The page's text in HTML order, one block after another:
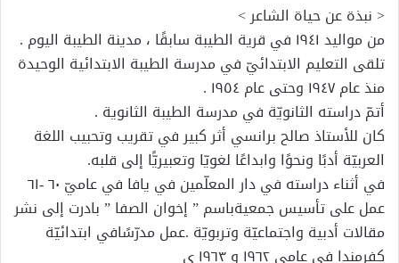
< نبذة عن حياة الشاعر >
من مواليد ١٩٤١ في قرية الطيبة سابقًا ، مدينة الطيبة اليوم .
تلقى التعليم الابتدائيّ في مدرسة الطيبة الابتدائية الوحيدة
منذ عام ١٩٤٧ وحتى عام ١٩٥٤ .
أتمّ دراسته الثانويّة في مدرسة الطيبة الثانوية .
كان للأستاذ صالح برانسي أثر كبير في تقريب وتحبيب اللغة
العربيّة أدبًا ونحوًا وابداعًا لغويّا وتعبيريًّا إلى قلبه.
في أثناء دراسته في دار المعلّمين في يافا في عاميّ ٦٠ -٦١
عمل على تأسيس جمعيةباسم ” إخوان الصفا ” بادرت إلى نشر
مقالات أدبية واجتماعيّة وتربويّة .عمل مدرّسًافي ابتدائيّة
كفرمندا في عامي ١٩٦٢ و ١٩٦٣ ي